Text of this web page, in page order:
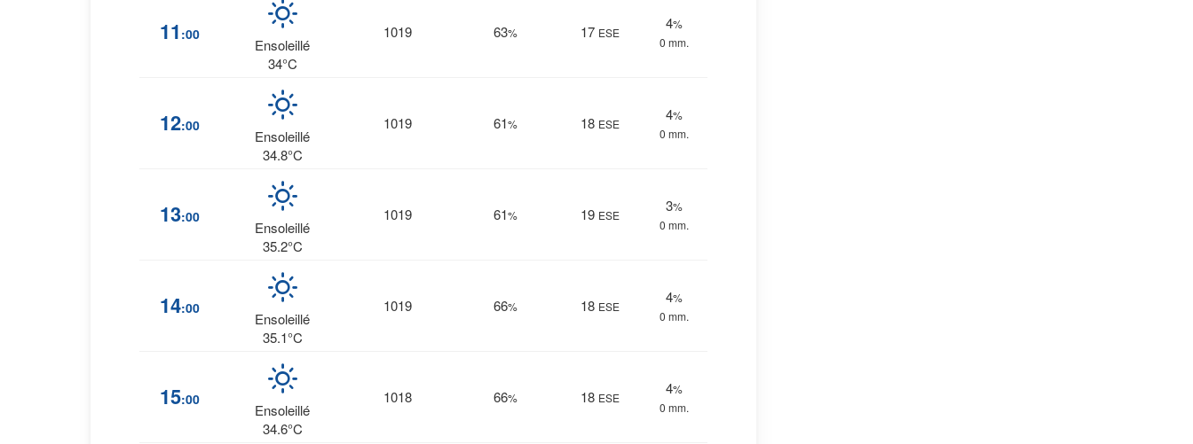
11 :00
Ensoleillé
34°C
1019 63% 17 ESE
4%
0 mm.
12:00
Ensoleillé
34.8°C
1019 61% 18 ESE
4%
0 mm.
13:00
Ensoleillé
35.2°C
1019 61% 19 ESE
3%
0 mm.
14:00
Ensoleillé
35.1°C
1019 66% 18 ESE
4%
0 mm.
15:00
Ensoleillé
34.6°C
1018 66% 18 ESE
4%
0 mm.